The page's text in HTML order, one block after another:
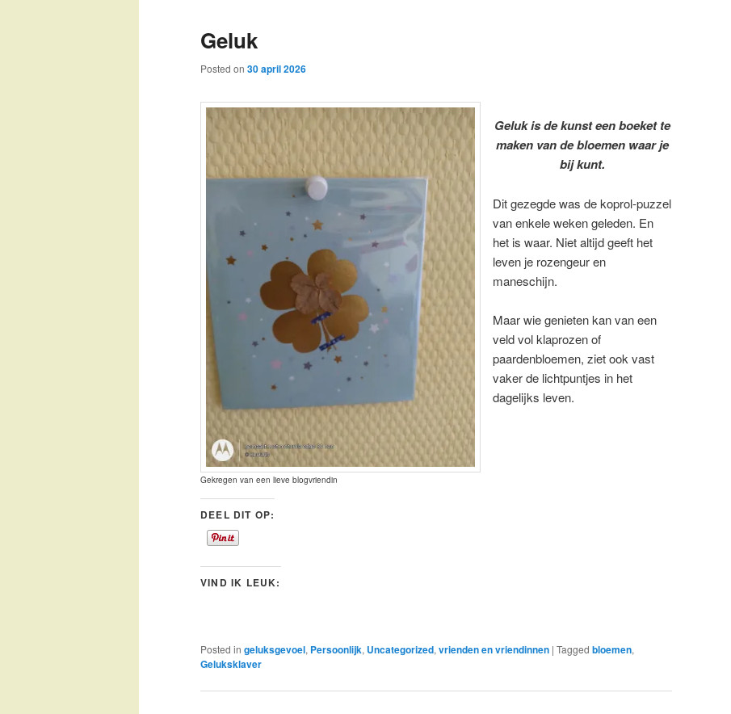
Geluk
Posted on 30 april 2026
Gekregen van een lieve blogvriendin
Geluk is de kunst een boeket te
maken van de bloemen waar je
bij kunt.
Dit gezegde was de koprol-puzzel
van enkele weken geleden. En
het is waar. Niet altijd geeft het
leven je rozengeur en
maneschijn.
Maar wie genieten kan van een
veld vol klaprozen of
paardenbloemen, ziet ook vast
vaker de lichtpuntjes in het
dagelijks leven.
DEEL DIT OP:
VIND IK LEUK:
Posted in geluksgevoel, Persoonlijk, Uncategorized, vrienden en vriendinnen | Tagged bloemen,
Geluksklaver